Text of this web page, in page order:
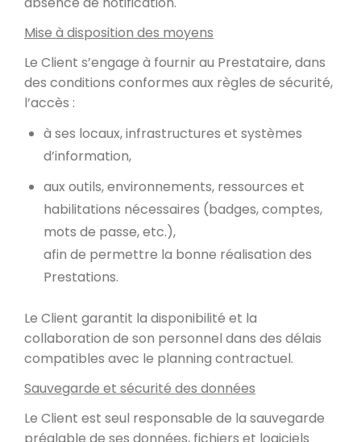
Mise à disposition des moyens
Le Client s’engage à fournir au Prestataire, dans
des conditions conformes aux règles de sécurité,
l’accès :
à ses locaux, infrastructures et systèmes
d’information,
aux outils, environnements, ressources et
habilitations nécessaires (badges, comptes,
mots de passe, etc.),
afin de permettre la bonne réalisation des
Prestations.
Le Client garantit la disponibilité et la
collaboration de son personnel dans des délais
compatibles avec le planning contractuel.
Sauvegarde et sécurité des données
Le Client est seul responsable de la sauvegarde
préalable de ses données, fichiers et logiciels